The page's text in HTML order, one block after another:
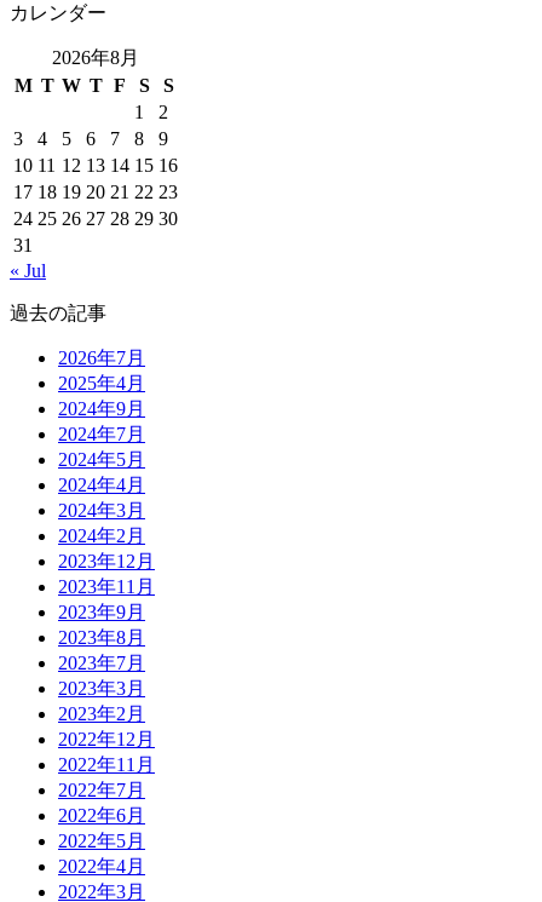
カレンダー
2026年8月
M T W T F S
S
1
2
3
4 5 6 7 8
9
10 11 12 13 14 15 16
17 18 19 20 21 22 23
24 25 26 27 28 29 30
31
« Jul
過去の記事
2026年7月
2025年4月
2024年9月
2024年7月
2024年5月
2024年4月
2024年3月
2024年2月
2023年12月
2023年11月
2023年9月
2023年8月
2023年7月
2023年3月
2023年2月
2022年12月
2022年11月
2022年7月
2022年6月
2022年5月
2022年4月
2022年3月